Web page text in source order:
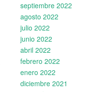
septiembre 2022
agosto 2022
julio 2022
junio 2022
abril 2022
febrero 2022
enero 2022
diciembre 2021